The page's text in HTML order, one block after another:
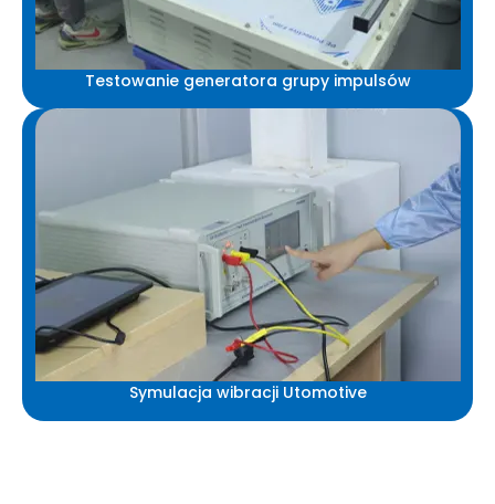
Testowanie generatora grupy impulsów
Symulacja wibracji Utomotive